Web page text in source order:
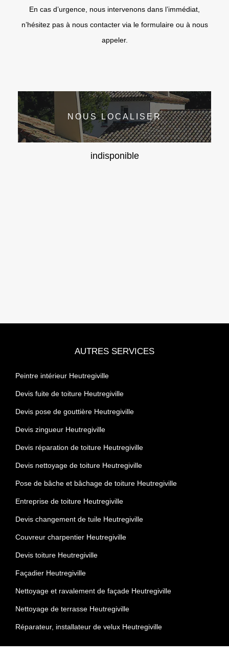
En cas d’urgence, nous intervenons dans l’immédiat,
n’hésitez pas à nous contacter via le formulaire ou à nous
appeler.
NOUS LOCALISER
indisponible
AUTRES SERVICES
Peintre intérieur Heutregiville
Devis fuite de toiture Heutregiville
Devis pose de gouttière Heutregiville
Devis zingueur Heutregiville
Devis réparation de toiture Heutregiville
Devis nettoyage de toiture Heutregiville
Pose de bâche et bâchage de toiture Heutregiville
Entreprise de toiture Heutregiville
Devis changement de tuile Heutregiville
Couvreur charpentier Heutregiville
Devis toiture Heutregiville
Façadier Heutregiville
Nettoyage et ravalement de façade Heutregiville
Nettoyage de terrasse Heutregiville
Réparateur, installateur de velux Heutregiville